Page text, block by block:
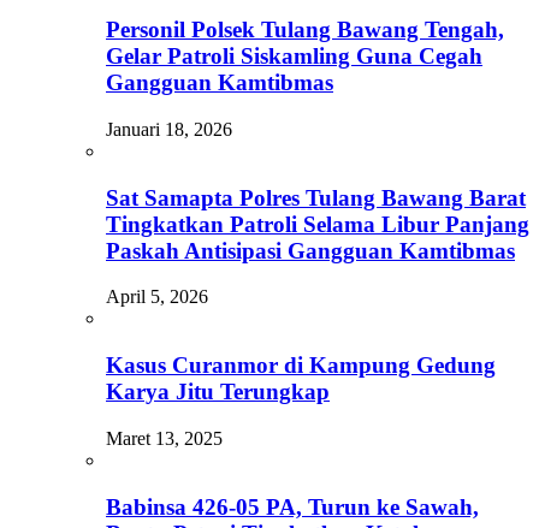
Personil Polsek Tulang Bawang Tengah,
Gelar Patroli Siskamling Guna Cegah
Gangguan Kamtibmas
Januari 18, 2026
Sat Samapta Polres Tulang Bawang Barat
Tingkatkan Patroli Selama Libur Panjang
Paskah Antisipasi Gangguan Kamtibmas
April 5, 2026
Kasus Curanmor di Kampung Gedung
Karya Jitu Terungkap
Maret 13, 2025
Babinsa 426-05 PA, Turun ke Sawah,